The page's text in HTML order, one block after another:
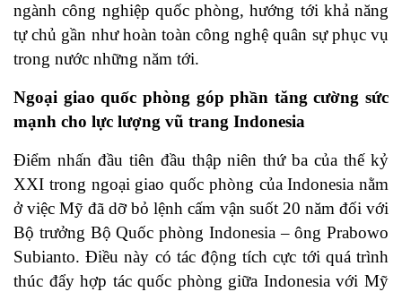
ngành công nghiệp quốc phòng, hướng tới khả năng
tự chủ gần như hoàn toàn công nghệ quân sự phục vụ
trong nước những năm tới.
Ngoại giao quốc phòng góp phần tăng cường sức
mạnh cho lực lượng vũ trang Indonesia
Điểm nhấn đầu tiên đầu thập niên thứ ba của thế kỷ
XXI trong ngoại giao quốc phòng của Indonesia nằm
ở việc Mỹ đã dỡ bỏ lệnh cấm vận suốt 20 năm đối với
Bộ trưởng Bộ Quốc phòng Indonesia – ông Prabowo
Subianto. Điều này có tác động tích cực tới quá trình
thúc đẩy hợp tác quốc phòng giữa Indonesia với Mỹ